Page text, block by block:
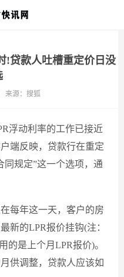
!贷款人吐槽重定价日没
来源：搜狐
浮动利率的工作已接近
端反映，贷款行在重定
同规定”这一个选项，通
每年这一天，客户的房
新的LPR报价挂钩(注：
的是上个月LPR报价)。
供调整，贷款人应该如